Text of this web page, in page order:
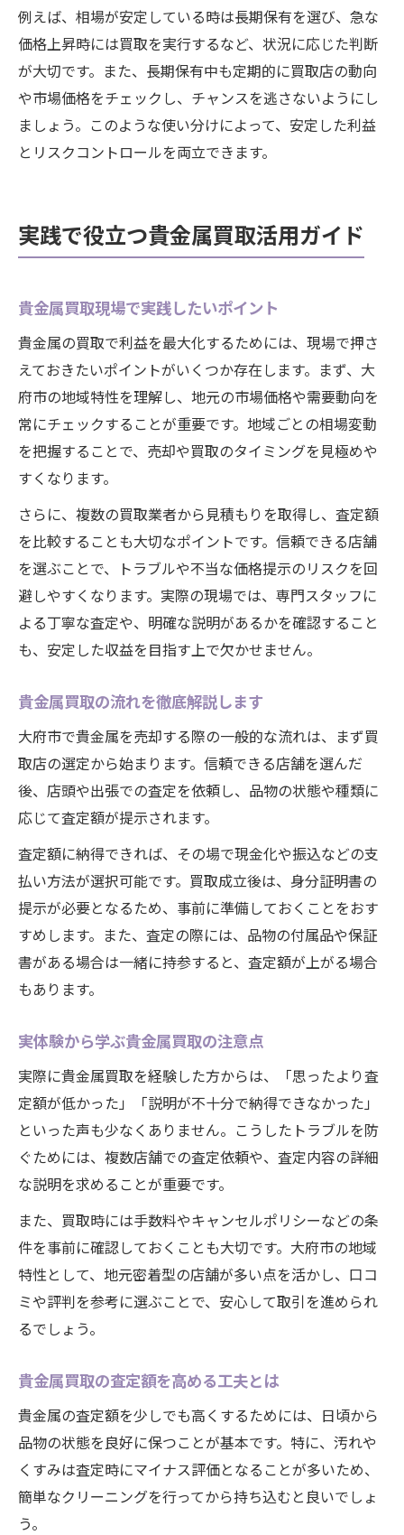
例えば、相場が安定している時は長期保有を選び、急な
価格上昇時には買取を実行するなど、状況に応じた判断
が大切です。また、長期保有中も定期的に買取店の動向
や市場価格をチェックし、チャンスを逃さないようにし
ましょう。このような使い分けによって、安定した利益
とリスクコントロールを両立できます。
実践で役立つ貴金属買取活用ガイド
貴金属買取現場で実践したいポイント
貴金属の買取で利益を最大化するためには、現場で押さ
えておきたいポイントがいくつか存在します。まず、大
府市の地域特性を理解し、地元の市場価格や需要動向を
常にチェックすることが重要です。地域ごとの相場変動
を把握することで、売却や買取のタイミングを見極めや
すくなります。
さらに、複数の買取業者から見積もりを取得し、査定額
を比較することも大切なポイントです。信頼できる店舗
を選ぶことで、トラブルや不当な価格提示のリスクを回
避しやすくなります。実際の現場では、専門スタッフに
よる丁寧な査定や、明確な説明があるかを確認すること
も、安定した収益を目指す上で欠かせません。
貴金属買取の流れを徹底解説します
大府市で貴金属を売却する際の一般的な流れは、まず買
取店の選定から始まります。信頼できる店舗を選んだ
後、店頭や出張での査定を依頼し、品物の状態や種類に
応じて査定額が提示されます。
査定額に納得できれば、その場で現金化や振込などの支
払い方法が選択可能です。買取成立後は、身分証明書の
提示が必要となるため、事前に準備しておくことをおす
すめします。また、査定の際には、品物の付属品や保証
書がある場合は一緒に持参すると、査定額が上がる場合
もあります。
実体験から学ぶ貴金属買取の注意点
実際に貴金属買取を経験した方からは、「思ったより査
定額が低かった」「説明が不十分で納得できなかった」
といった声も少なくありません。こうしたトラブルを防
ぐためには、複数店舗での査定依頼や、査定内容の詳細
な説明を求めることが重要です。
また、買取時には手数料やキャンセルポリシーなどの条
件を事前に確認しておくことも大切です。大府市の地域
特性として、地元密着型の店舗が多い点を活かし、口コ
ミや評判を参考に選ぶことで、安心して取引を進められ
るでしょう。
貴金属買取の査定額を高める工夫とは
貴金属の査定額を少しでも高くするためには、日頃から
品物の状態を良好に保つことが基本です。特に、汚れや
くすみは査定時にマイナス評価となることが多いため、
簡単なクリーニングを行ってから持ち込むと良いでしょ
う。